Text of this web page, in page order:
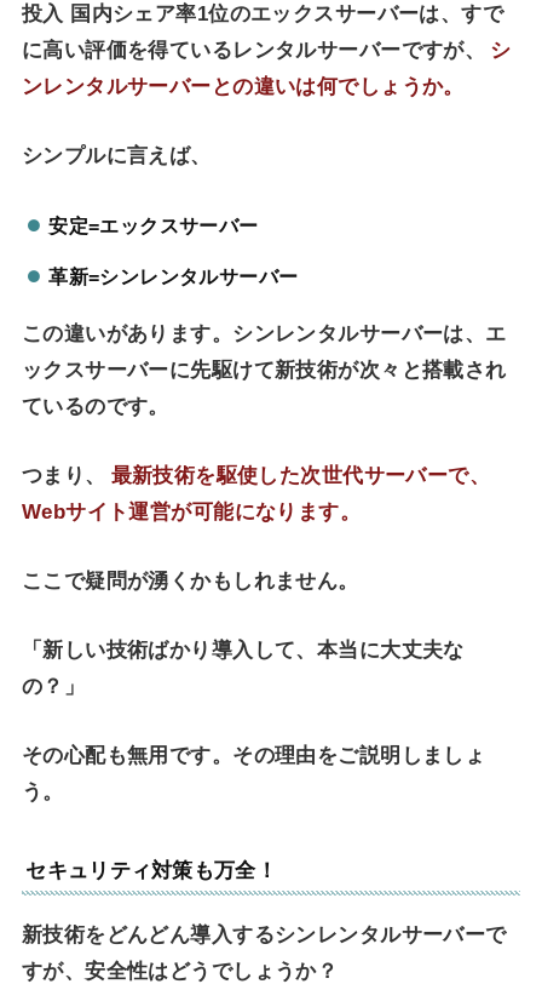
投入 国内シェア率1位のエックスサーバーは、すで
に高い評価を得ているレンタルサーバーですが、
シ
ンレンタルサーバーとの違いは何でしょうか。
シンプルに言えば、
安定=エックスサーバー
革新=シンレンタルサーバー
この違いがあります。シンレンタルサーバーは、エ
ックスサーバーに先駆けて新技術が次々と搭載され
ているのです。
つまり、
最新技術を駆使した次世代サーバーで、
Webサイト運営が可能になります。
ここで疑問が湧くかもしれません。
「新しい技術ばかり導入して、本当に大丈夫な
の？」
その心配も無用です。その理由をご説明しましょ
う。
セキュリティ対策も万全！
新技術をどんどん導入するシンレンタルサーバーで
すが、安全性はどうでしょうか？